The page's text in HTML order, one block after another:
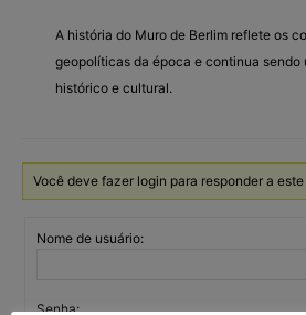
A história do Muro de Berlim reflete os
geopolíticas da época e continua sendo
histórico e cultural.
Você deve fazer login para responder a
Nome de usuário:
Senha: